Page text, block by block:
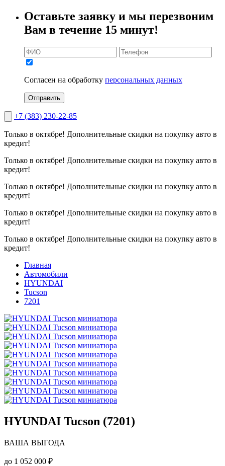
Оставьте заявку и мы перезвоним
Вам в течение 15 минут!
Согласен на обработку персональных данных
Отправить
+7 (383) 230-22-85
Только в октябре! Дополнительные скидки на покупку авто в
кредит!
Только в октябре! Дополнительные скидки на покупку авто в
кредит!
Только в октябре! Дополнительные скидки на покупку авто в
кредит!
Только в октябре! Дополнительные скидки на покупку авто в
кредит!
Только в октябре! Дополнительные скидки на покупку авто в
кредит!
Главная
Автомобили
HYUNDAI
Tucson
7201
HYUNDAI Tucson (7201)
ВАША ВЫГОДА
до 1 052 000 ₽